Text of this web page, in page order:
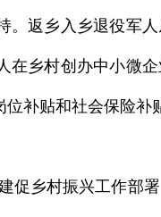
返乡入乡退役军
在乡村创办中小微
位补贴和社会保险补
促乡村振兴工作部